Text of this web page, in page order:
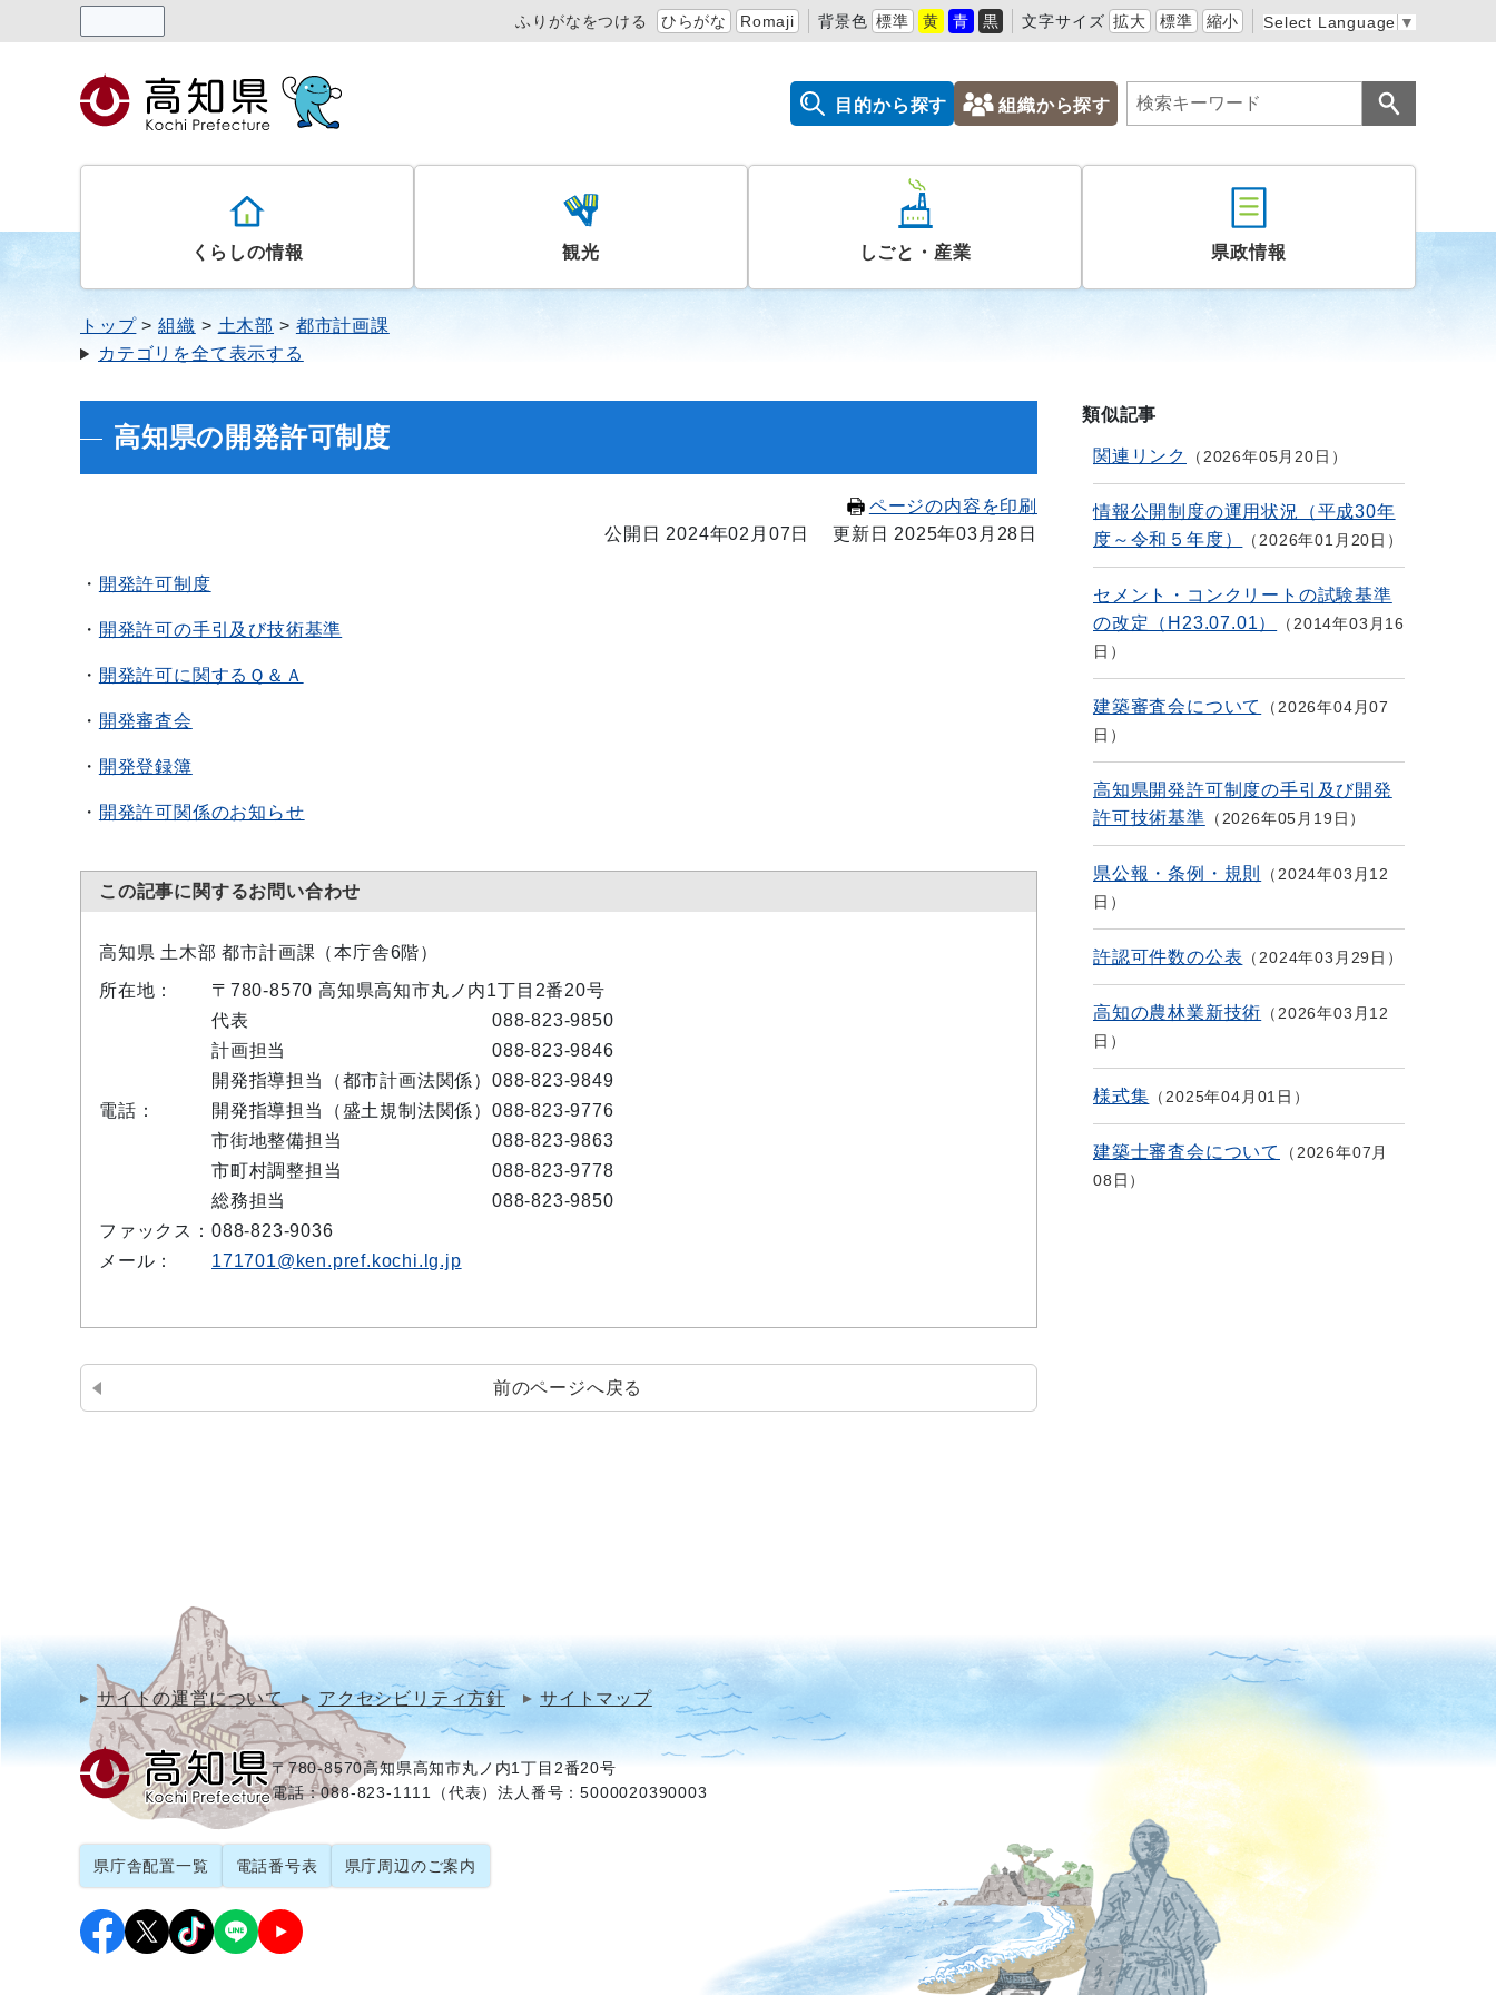
ふりがなをつける ひらがな Romaji 背景色 標準 黄 青 黒 文字サイズ 拡大 標準 縮小 Select Language ▼
目的から探す 組織から探す
くらしの情報 観光 しごと・産業 県政情報
トップ 組織 土木部
都市計画課
カテゴリを全て表示する
高知県の開発許可制度
ページの内容を印刷
公開日 2024年02月07日
更新日 2025年03月28日
・ 開発許可制度
・ 開発許可の手引及び技術基準
・ 開発許可に関するＱ＆Ａ
・ 開発審査会
・ 開発登録簿
・ 開発許可関係のお知らせ
この記事に関するお問い合わせ
高知県 土木部 都市計画課（本庁舎6階）
所在地：
〒780-8570 高知県高知市丸ノ内1丁目2番20号
電話：
代表
088-823-9850
計画担当
088-823-9846
開発指導担当（都市計画法関係） 088-823-9849
開発指導担当（盛土規制法関係） 088-823-9776
市街地整備担当
088-823-9863
市町村調整担当
088-823-9778
総務担当
088-823-9850
ファックス： 088-823-9036
メール：
171701@ken.pref.kochi.lg.jp
前のページへ戻る
類似記事
関連リンク 2026年05月20日
情報公開制度の運用状況（平成30年
度～令和５年度）
2026年01月20日
セメント・コンクリートの試験基準
の改定（H23.07.01）
2014年03月16
日
建築審査会について
2026年04月07
日
高知県開発許可制度の手引及び開発
許可技術基準
2026年05月19日
県公報・条例・規則
2024年03月12
日
許認可件数の公表 2024年03月29日
高知の農林業新技術
2026年03月12
日
様式集 2025年04月01日
建築士審査会について
2026年07月
08日
サイトの運営について アクセシビリティ方針 サイトマップ
〒780-8570高知県高知市丸ノ内1丁目2番20号
電話：088-823-1111（代表）法人番号：5000020390003
県庁舎配置一覧 電話番号表 県庁周辺のご案内